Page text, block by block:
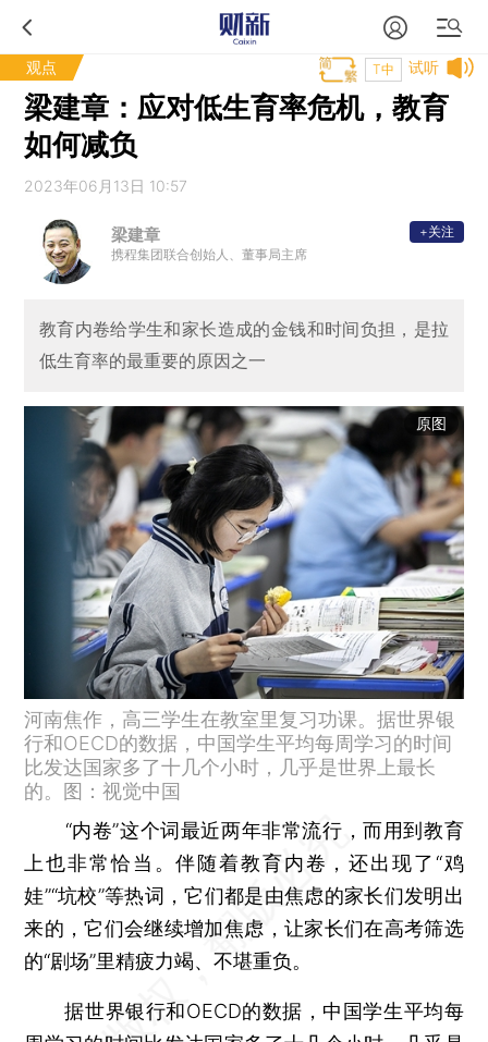
观点 试听
T中
梁建章：应对低生育率危机，教育
如何减负
2023年06月13日 10:57
梁建章
携程集团联合创始人、董事局主席
+关注
教育内卷给学生和家长造成的金钱和时间负担，是拉
低生育率的最重要的原因之一
原图
河南焦作，高三学生在教室里复习功课。据世界银
行和OECD的数据，中国学生平均每周学习的时间
比发达国家多了十几个小时，几乎是世界上最长
的。图：视觉中国
“内卷”这个词最近两年非常流行，而用到教育
上也非常恰当。伴随着教育内卷，还出现了“鸡
娃”“坑校”等热词，它们都是由焦虑的家长们发明出
来的，它们会继续增加焦虑，让家长们在高考筛选
的“剧场”里精疲力竭、不堪重负。
据世界银行和OECD的数据，中国学生平均每